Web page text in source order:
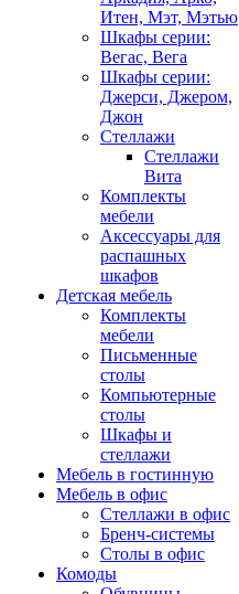
Итен, Мэт, Мэтью
Шкафы серии:
Вегас, Вега
Шкафы серии:
Джерси, Джером,
Джон
Стеллажи
Стеллажи
Вита
Комплекты
мебели
Аксессуары для
распашных
шкафов
Детская мебель
Комплекты
мебели
Письменные
столы
Компьютерные
столы
Шкафы и
стеллажи
Мебель в гостинную
Мебель в офис
Стеллажи в офис
Бренч-системы
Столы в офис
Комоды